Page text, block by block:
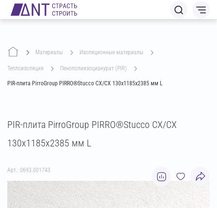
Материалы изоляционные материалы
теплоизоляция пенополиизоцианурат (PIR)
PIR-плита PirroGroup PIRRO®Stucco СХ/СХ 130х1185х2385 мм L
PIR-плита PirroGroup PIRRO®Stucco СХ/СХ
130х1185х2385 мм L
Арт.: 0693.001743